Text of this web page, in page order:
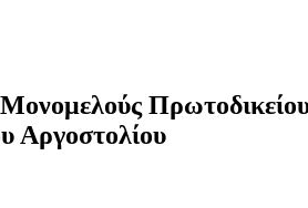
Αργοστολίου